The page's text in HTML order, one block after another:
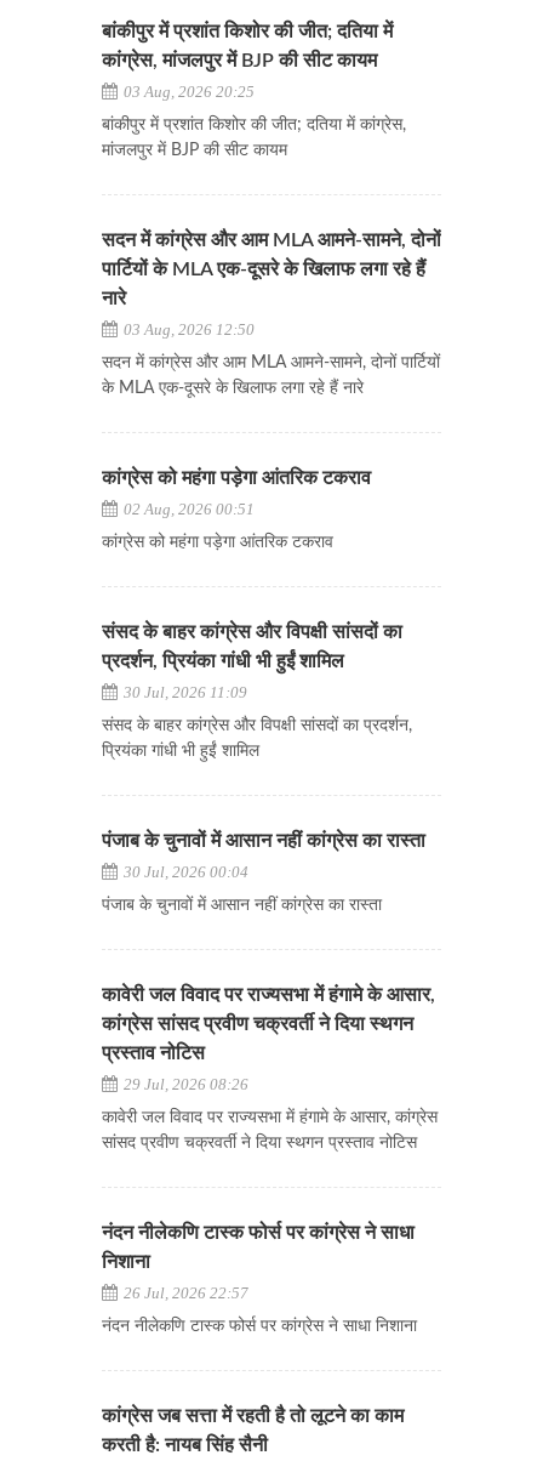
बांकीपुर में प्रशांत किशोर की जीत; दतिया में
कांग्रेस, मांजलपुर में BJP की सीट कायम
03 Aug, 2026 20:25
बांकीपुर में प्रशांत किशोर की जीत; दतिया में कांग्रेस,
मांजलपुर में BJP की सीट कायम
सदन में कांग्रेस और आम MLA आमने-सामने, दोनों
पार्टियों के MLA एक-दूसरे के खिलाफ लगा रहे हैं
नारे
03 Aug, 2026 12:50
सदन में कांग्रेस और आम MLA आमने-सामने, दोनों पार्टियों
के MLA एक-दूसरे के खिलाफ लगा रहे हैं नारे
कांग्रेस को महंगा पड़ेगा आंतरिक टकराव
02 Aug, 2026 00:51
कांग्रेस को महंगा पड़ेगा आंतरिक टकराव
संसद के बाहर कांग्रेस और विपक्षी सांसदों का
प्रदर्शन, प्रियंका गांधी भी हुईं शामिल
30 Jul, 2026 11:09
संसद के बाहर कांग्रेस और विपक्षी सांसदों का प्रदर्शन,
प्रियंका गांधी भी हुईं शामिल
पंजाब के चुनावों में आसान नहीं कांग्रेस का रास्ता
30 Jul, 2026 00:04
पंजाब के चुनावों में आसान नहीं कांग्रेस का रास्ता
कावेरी जल विवाद पर राज्यसभा में हंगामे के आसार,
कांग्रेस सांसद प्रवीण चक्रवर्ती ने दिया स्थगन
प्रस्ताव नोटिस
29 Jul, 2026 08:26
कावेरी जल विवाद पर राज्यसभा में हंगामे के आसार, कांग्रेस
सांसद प्रवीण चक्रवर्ती ने दिया स्थगन प्रस्ताव नोटिस
नंदन नीलेकणि टास्क फोर्स पर कांग्रेस ने साधा
निशाना
26 Jul, 2026 22:57
नंदन नीलेकणि टास्क फोर्स पर कांग्रेस ने साधा निशाना
कांग्रेस जब सत्ता में रहती है तो लूटने का काम
करती है: नायब सिंह सैनी